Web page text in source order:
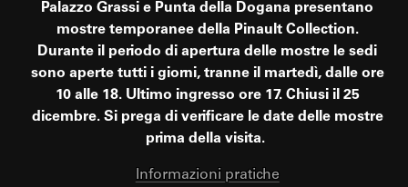
Palazzo Grassi e Punta della Dogana presentano
mostre temporanee della Pinault Collection.
Durante il periodo di apertura delle mostre le sedi
sono aperte tutti i giorni, tranne il martedì, dalle ore
10 alle 18. Ultimo ingresso ore 17. Chiusi il 25
dicembre. Si prega di verificare le date delle mostre
prima della visita.
Informazioni pratiche